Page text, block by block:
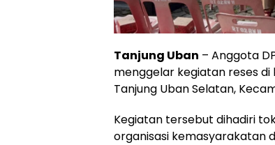
Tanjung Uban – Anggota
menggelar kegiatan reses di
Tanjung Uban Selatan,
Kegiatan tersebut dihadiri
organisasi kemasyarakatan